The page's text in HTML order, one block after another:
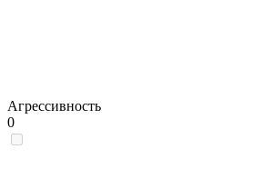
Агрессивность
0